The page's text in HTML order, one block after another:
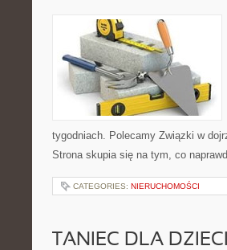
tygodniach. Polecamy Związki w
Strona skupia się na tym, co
CATEGORIES: NIERUCHOMOŚCI
TANIEC DLA